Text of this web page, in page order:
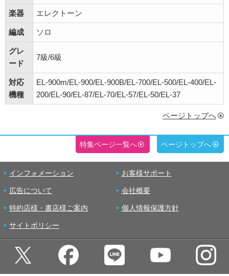
楽器 エレクトーン
編成 ソロ
グレ
ード
7級/6級
対応
機種
EL-900m/EL-900/EL-900B/EL-700/EL-500/EL-400/EL-
200/EL-90/EL-87/EL-70/EL-57/EL-50/EL-37
ページトップへ
特集ページ一覧へ ページトップへ
インフォメーション お客様サポート
広告について 会社概要
特約店様・書店様ご案内 個人情報保護方針
サイトポリシー